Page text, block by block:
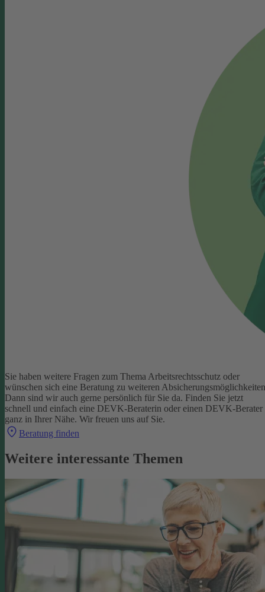
Sie haben weitere Fragen zum Thema Arbeitsrechtsschutz oder
wünschen sich eine Beratung zu weiteren
Dann sind wir auch gerne persönlich für Sie da. Finden Sie jetzt
schnell und einfach eine DEVK-Beraterin oder einen DEVK-Berater
ganz in Ihrer Nähe. Wir freuen uns auf Sie.
Beratung finden
Weitere interessante Themen